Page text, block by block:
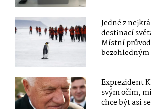
Jedné z
destinací
Místní
Exprezident
svým očím,
chce být asi